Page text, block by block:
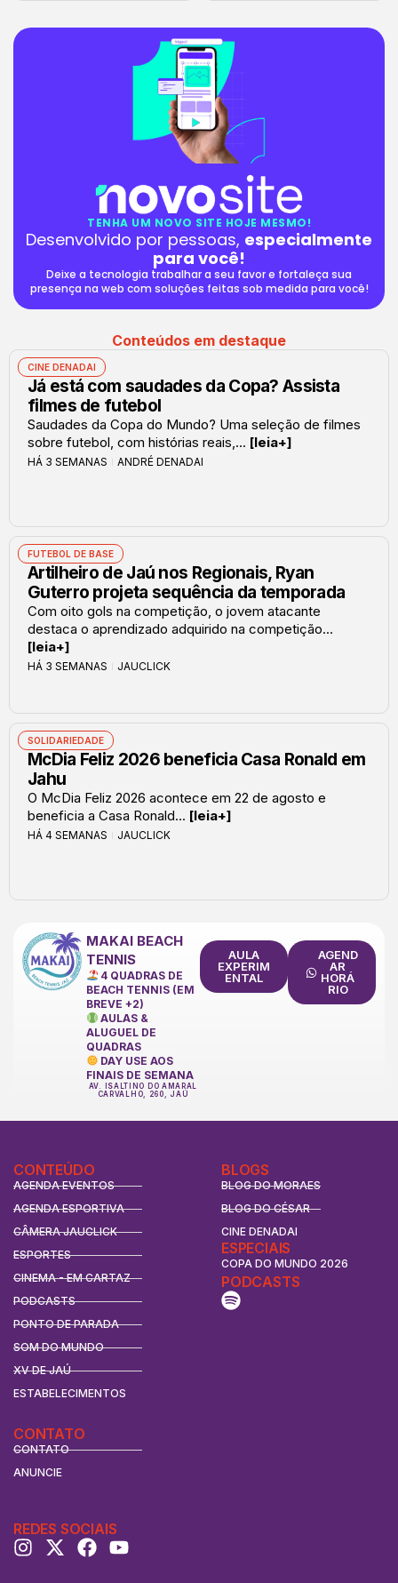
TENHA UM NOVO SITE HOJE MESMO!
Desenvolvido por pessoas, especialmente
para você!
Deixe a tecnologia trabalhar a seu favor e fortaleça sua
presença na web com soluções feitas sob medida para você!
Conteúdos em destaque
CINE DENADAI
Já está com saudades da Copa? Assista
filmes de futebol
Saudades da Copa do Mundo? Uma seleção de filmes
sobre futebol, com histórias reais,... [leia+]
HÁ 3 SEMANAS ANDRÉ DENADAI
FUTEBOL DE BASE
Artilheiro de Jaú nos Regionais, Ryan
Guterro projeta sequência da temporada
Com oito gols na competição, o jovem atacante
destaca o aprendizado adquirido na competição...
[leia+]
HÁ 3 SEMANAS JAUCLICK
SOLIDARIEDADE
McDia Feliz 2026 beneficia Casa Ronald em
Jahu
O McDia Feliz 2026 acontece em 22 de agosto e
beneficia a Casa Ronald... [leia+]
HÁ 4 SEMANAS JAUCLICK
MAKAI BEACH
TENNIS
4 QUADRAS DE
BEACH TENNIS (EM
BREVE +2)
AULAS &
ALUGUEL DE
QUADRAS
DAY USE AOS
FINAIS DE SEMANA
AV. ISALTINO DO AMARAL
CARVALHO, 260, JAÚ
AULA
EXPERIM
ENTAL
AGEND
AR
HORÁ
RIO
CONTEÚDO
AGENDA EVENTOS
AGENDA ESPORTIVA
CÂMERA JAUCLICK
ESPORTES
CINEMA - EM CARTAZ
PODCASTS
PONTO DE PARADA
SOM DO MUNDO
XV DE JAÚ
ESTABELECIMENTOS
BLOGS
BLOG DO MORAES
BLOG DO CÉSAR
CINE DENADAI
ESPECIAIS
COPA DO MUNDO 2026
CONTATO
CONTATO
ANUNCIE
PODCASTS
REDES SOCIAIS